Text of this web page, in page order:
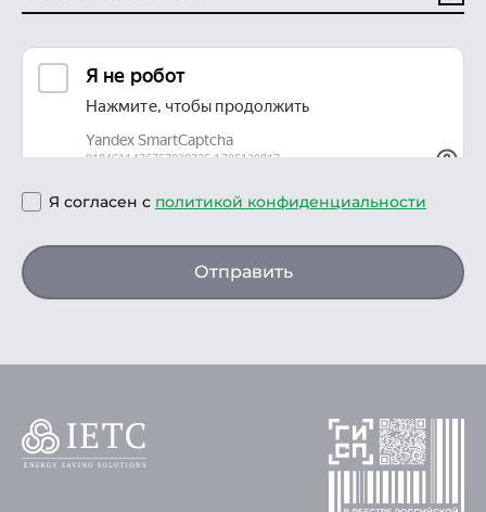
Я согласен с политикой конфиденциальности
Отправить